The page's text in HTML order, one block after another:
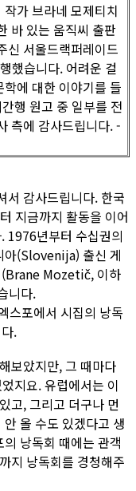
가 브라네 모제티치
바 있는 움직씨 출판
신 서울드랙퍼레이드
했습니다. 어려운 걸
에 대한 이야기를 들
행 원고 중 일부를 전
측에 감사드립니다. -
서 감사드립니다. 한국
지금까지 활동을 이어
1976년부터 수십권의
아(Slovenija) 출신 게
(Brane Mozetič, 이하
니다.
스포에서 시집의 낭독
.
보았지만, 그 때마다
지요. 유럽에서는 이
고, 그리고 더구나 먼
올 수도 있겠다고 생
낭독회 때에는 관객
지 낭독회를 경청해주